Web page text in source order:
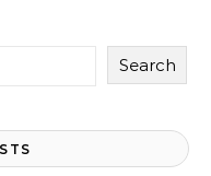
Search